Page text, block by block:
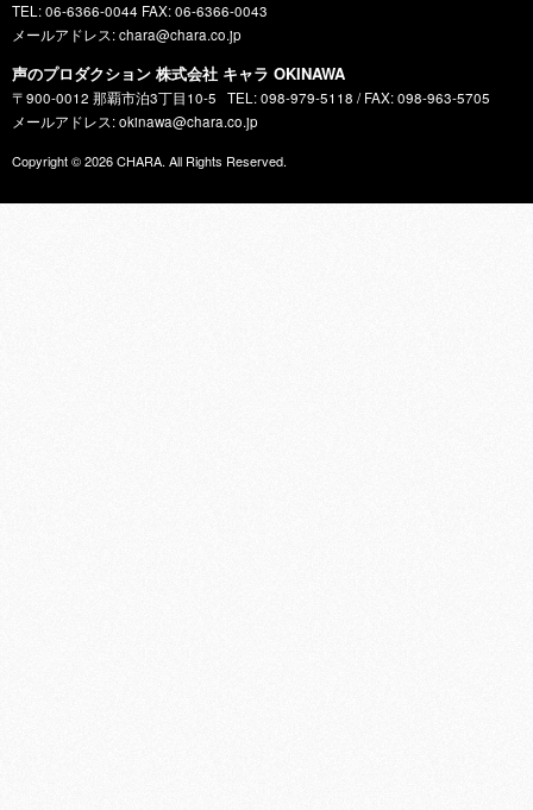
TEL: 06-6366-0044 FAX: 06-6366-0043
メールアドレス: chara@chara.co.jp
声のプロダクション 株式会社 キャラ OKINAWA
〒900-0012 那覇市泊3丁目10-5
TEL: 098-979-5118 / FAX: 098-963-5705
メールアドレス: okinawa@chara.co.jp
Copyright © 2026CHARA. All Rights Reserved.